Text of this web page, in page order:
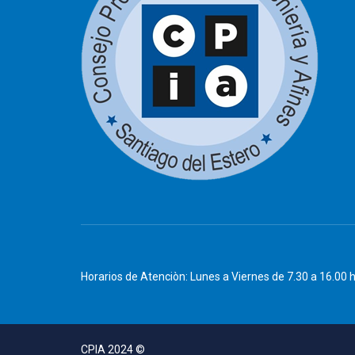
Horarios de Atenciòn: Lunes a Viernes de 7.30 a 16.00
CPIA 2024 ©